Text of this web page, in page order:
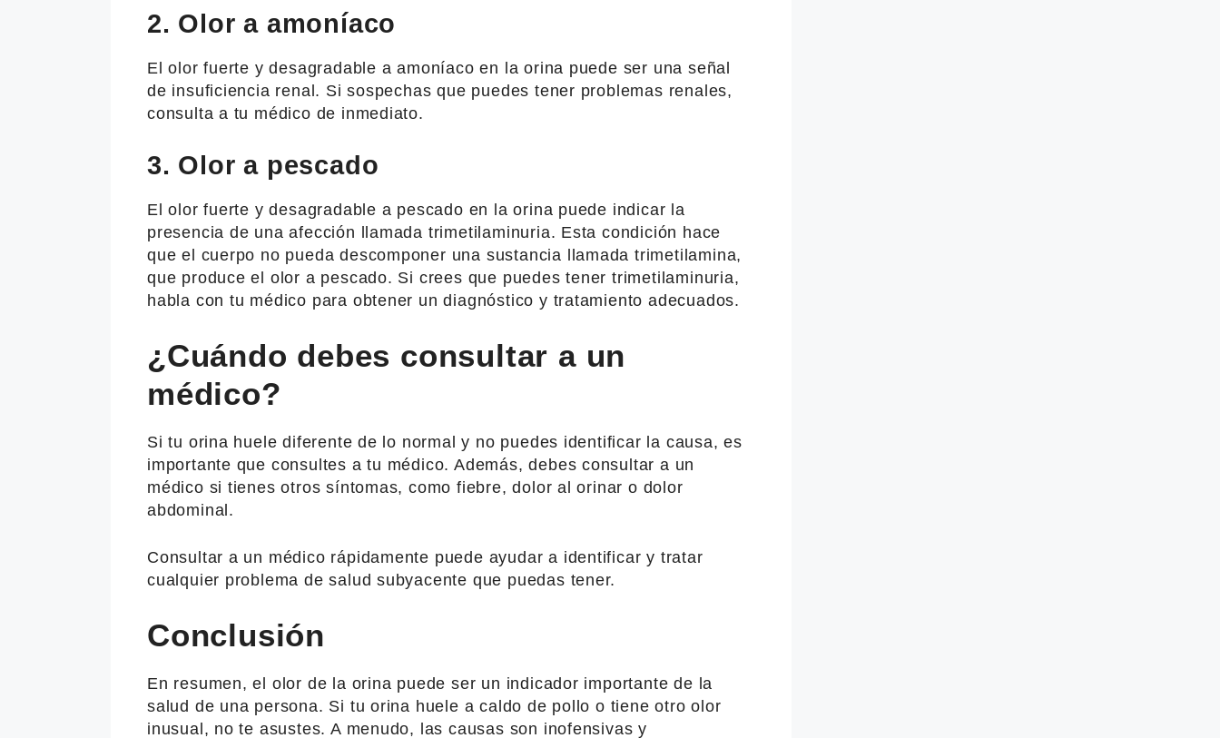
2. Olor a amoníaco
El olor fuerte y desagradable a amoníaco en la orina puede ser una señal
de insuficiencia renal. Si sospechas que puedes tener problemas renales,
consulta a tu médico de inmediato.
3. Olor a pescado
El olor fuerte y desagradable a pescado en la orina puede indicar la
presencia de una afección llamada trimetilaminuria. Esta condición hace
que el cuerpo no pueda descomponer una sustancia llamada trimetilamina,
que produce el olor a pescado. Si crees que puedes tener trimetilaminuria,
habla con tu médico para obtener un diagnóstico y tratamiento adecuados.
¿Cuándo debes consultar a un
médico?
Si tu orina huele diferente de lo normal y no puedes identificar la causa, es
importante que consultes a tu médico. Además, debes consultar a un
médico si tienes otros síntomas, como fiebre, dolor al orinar o dolor
abdominal.
Consultar a un médico rápidamente puede ayudar a identificar y tratar
cualquier problema de salud subyacente que puedas tener.
Conclusión
En resumen, el olor de la orina puede ser un indicador importante de la
salud de una persona. Si tu orina huele a caldo de pollo o tiene otro olor
inusual, no te asustes. A menudo, las causas son inofensivas y